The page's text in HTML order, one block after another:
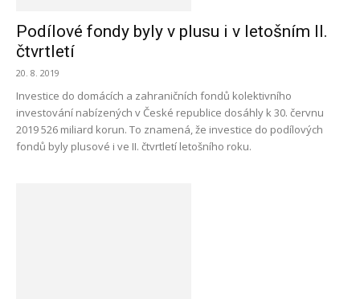
Podílové fondy byly v plusu i v letošním II.
čtvrtletí
20. 8. 2019
Investice do domácích a zahraničních fondů kolektivního
investování nabízených v České republice dosáhly k 30. červnu
2019 526 miliard korun. To znamená, že investice do podílových
fondů byly plusové i ve II. čtvrtletí letošního roku.